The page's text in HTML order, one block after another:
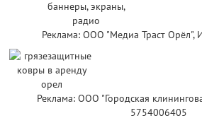
Реклама: ООО "Медиа Траст
Реклама: ООО "Городская
5754006405